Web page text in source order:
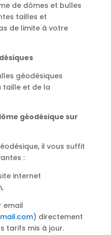
de dômes et bulles
tailles et
de limite à votre
géodésiques
taille et de la
géodésique sur
il vous suffit
:
internet
email
) directement
tarifs mis à jour.